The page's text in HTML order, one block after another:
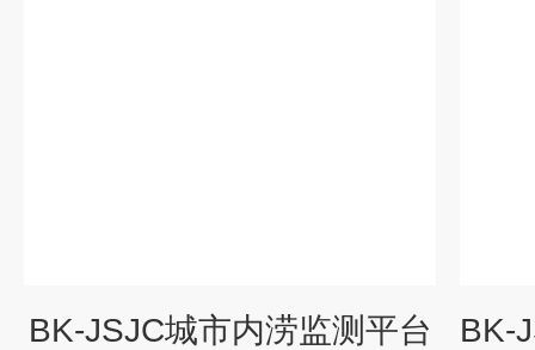
BK-JSJC城市内涝监测平台